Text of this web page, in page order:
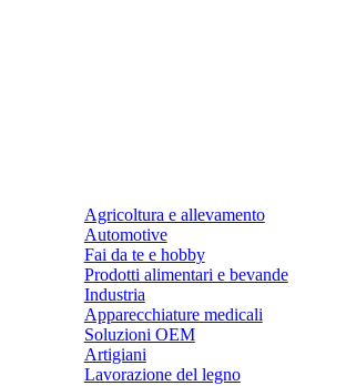
Agricoltura e allevamento
Automotive
Fai da te e hobby
Prodotti alimentari e bevande
Industria
Apparecchiature medicali
Soluzioni OEM
Artigiani
Lavorazione del legno